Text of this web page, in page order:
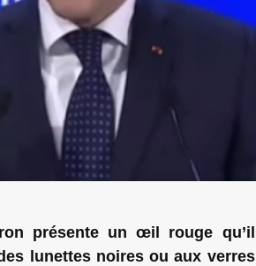
présente un œil rouge qu’il
lunettes noires ou aux verres